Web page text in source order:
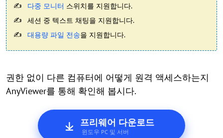
다중 모니터 스위치를 지원합니다.
세션 중 텍스트 채팅을 지원합니다.
대용량 파일 전송을 지원합니다.
권한 없이 다른 컴퓨터에 어떻게 원격 액세스하는지
AnyViewer를 통해 확인해 봅시다.
프리웨어 다운로드
윈도우 PC 및 서버